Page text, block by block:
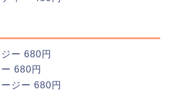
ー 680円
680円
ジー 680円